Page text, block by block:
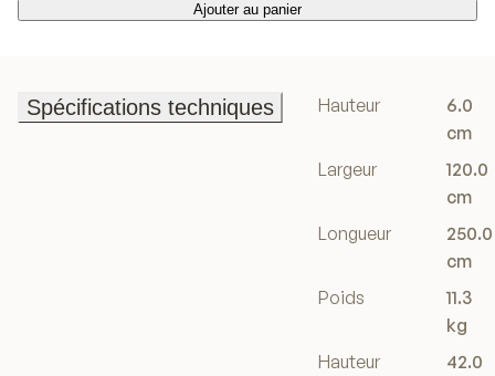
Ajouter au panier
Ajouter au panier
Spécifications techniques
Hauteur
6.0
cm
Largeur
120.0
cm
Longueur
250.0
cm
Poids
11.3
kg
Hauteur
42.0